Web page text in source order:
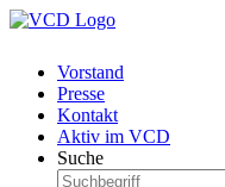
Vorstand
Presse
Kontakt
Aktiv im VCD
Suche